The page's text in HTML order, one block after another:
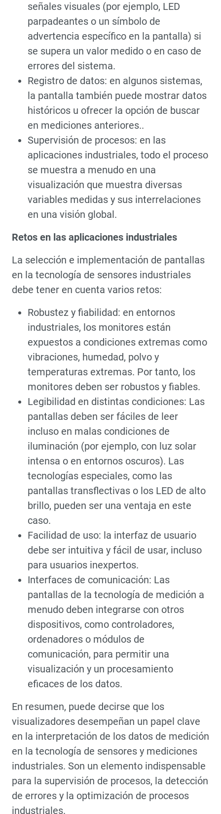
señales visuales (por ejemplo, LED
parpadeantes o un símbolo de
advertencia específico en la pantalla) si
se supera un valor medido o en caso de
errores del sistema.
Registro de datos: en algunos sistemas,
la pantalla también puede mostrar datos
históricos u ofrecer la opción de buscar
en mediciones anteriores..
Supervisión de procesos: en las
aplicaciones industriales, todo el proceso
se muestra a menudo en una
visualización que muestra diversas
variables medidas y sus interrelaciones
en una visión global.
Retos en las aplicaciones industriales
La selección e implementación de pantallas
en la tecnología de sensores industriales
debe tener en cuenta varios retos:
Robustez y fiabilidad: en entornos
industriales, los monitores están
expuestos a condiciones extremas como
vibraciones, humedad, polvo y
temperaturas extremas. Por tanto, los
monitores deben ser robustos y fiables.
Legibilidad en distintas condiciones: Las
pantallas deben ser fáciles de leer
incluso en malas condiciones de
iluminación (por ejemplo, con luz solar
intensa o en entornos oscuros). Las
tecnologías especiales, como las
pantallas transflectivas o los LED de alto
brillo, pueden ser una ventaja en este
caso.
Facilidad de uso: la interfaz de usuario
debe ser intuitiva y fácil de usar, incluso
para usuarios inexpertos.
Interfaces de comunicación: Las
pantallas de la tecnología de medición a
menudo deben integrarse con otros
dispositivos, como controladores,
ordenadores o módulos de
comunicación, para permitir una
visualización y un procesamiento
eficaces de los datos.
En resumen, puede decirse que los
visualizadores desempeñan un papel clave
en la interpretación de los datos de medición
en la tecnología de sensores y mediciones
industriales. Son un elemento indispensable
para la supervisión de procesos, la detección
de errores y la optimización de procesos
industriales.